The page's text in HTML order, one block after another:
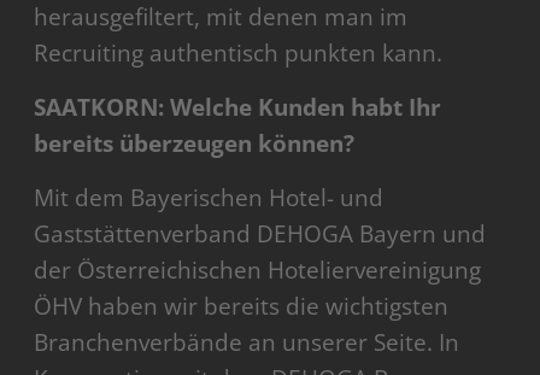
herausgefiltert, mit denen man im
Recruiting authentisch punkten kann.
SAATKORN: Welche Kunden habt Ihr
bereits überzeugen können?
Mit dem Bayerischen Hotel- und
Gaststättenverband DEHOGA Bayern und
der Österreichischen Hoteliervereinigung
ÖHV haben wir bereits die wichtigsten
Branchenverbände an unserer Seite. In